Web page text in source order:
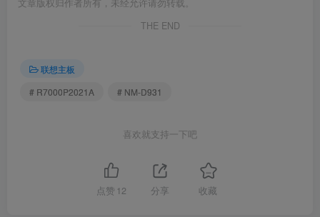
文章版权归作者所有，未经允许请勿转载。
THE END
联想主板
# R7000P2021A
# NM-D931
喜欢就支持一下吧
点赞 12 分享 收藏